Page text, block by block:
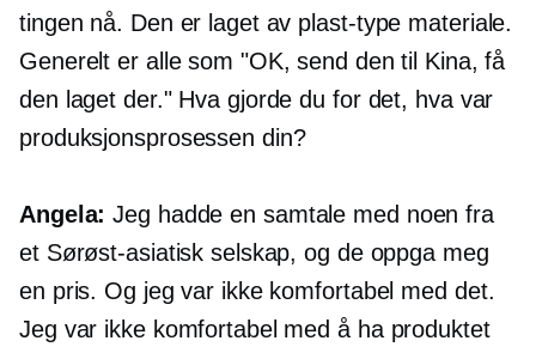
tingen nå. Den er laget av plast-type materiale.
Generelt er alle som "OK, send den til Kina, få
den laget der." Hva gjorde du for det, hva var
produksjonsprosessen din?
Angela: Jeg hadde en samtale med noen fra
et Sørøst-asiatisk selskap, og de oppga meg
en pris. Og jeg var ikke komfortabel med det.
Jeg var ikke komfortabel med å ha produktet